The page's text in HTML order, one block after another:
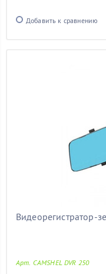
Добавить к сравнению
Видеорегистратор-
Арт. CAMSHEL DVR 250